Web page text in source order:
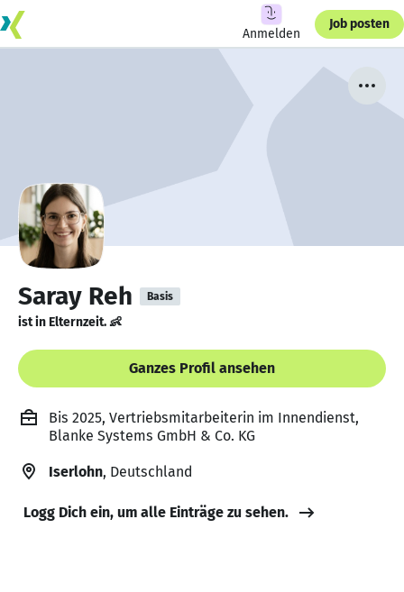
Anmelden
Job posten
Saray Reh Basis
ist in Elternzeit. 👶
Ganzes Profil ansehen
Bis 2025, Vertriebsmitarbeiterin im Innendienst,
Blanke Systems GmbH & Co. KG
Iserlohn, Deutschland
Logg Dich ein, um alle Einträge zu sehen.